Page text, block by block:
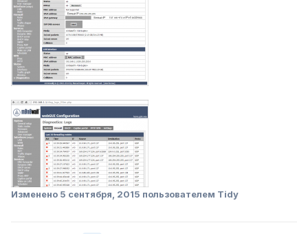
Изменено 5 сентября, 2015 пользователем Tidy